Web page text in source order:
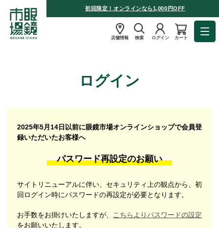
初回限定！オンラインなら1,000円OFF
店舗情報 検索 ログイン カート
ログイン
2025年5月14日以前に眼鏡市場オンラインショップで会員登
録いただいたお客様へ
パスワード再設定のお願い
サイトリニューアルに伴い、セキュリティ上の観点から、初
回ログイン時にパスワードの再設定が必要となります。
お手数をお掛けいたしますが、
こちらよりパスワードの設定
をお願いいたします。